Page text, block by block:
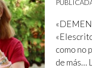
como no
de más…